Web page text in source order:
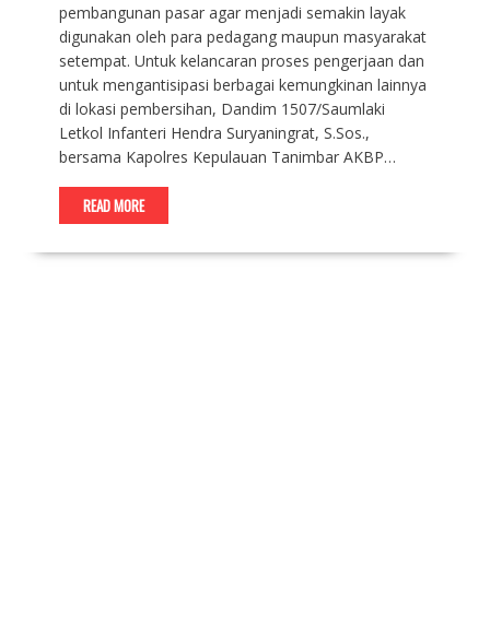
pembangunan pasar agar menjadi semakin layak
digunakan oleh para pedagang maupun masyarakat
setempat. Untuk kelancaran proses pengerjaan dan
untuk mengantisipasi berbagai kemungkinan lainnya
di lokasi pembersihan, Dandim 1507/Saumlaki
Letkol Infanteri Hendra Suryaningrat, S.Sos.,
bersama Kapolres Kepulauan Tanimbar AKBP…
READ MORE